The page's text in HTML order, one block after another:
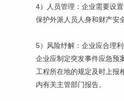
4）人员管理：企业需要设
保护外派人员人身和财产安
5）风险纾解：企业应合理
企业应制定突发事件应急预
工程所在地的规定及时上报
内有关主管部门报告。